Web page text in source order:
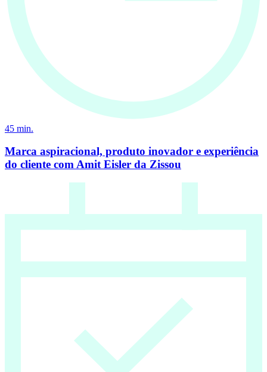
45 min.
Marca aspiracional, produto inovador e experiência
do cliente com Amit Eisler da Zissou